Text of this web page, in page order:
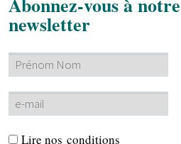
newsletter
Lire nos conditions